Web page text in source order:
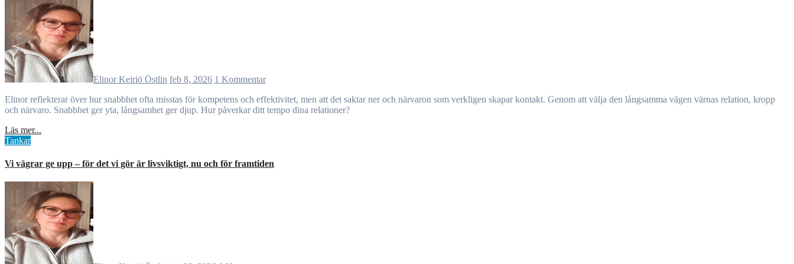
Elinor Keiriö Östlin feb 8, 2026 1 Kommentar
Elinor reflekterar över hur snabbhet ofta misstas för kompetens och effektivitet, men att det saktar ner och närvaron som verkligen skapar kontakt. Genom att välja den långsamma vägen värnas relation, kropp
och närvaro. Snabbhet ger yta, långsamhet ger djup. Hur påverkar ditt tempo dina relationer?
Läs mer...
Tankar
Vi vägrar ge upp – för det vi gör är livsviktigt, nu och för framtiden